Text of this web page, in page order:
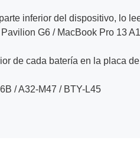
inferior del dispositivo, lo
G6 / MacBook Pro 13
de cada batería en la placa
/ A32-M47 / BTY-L45